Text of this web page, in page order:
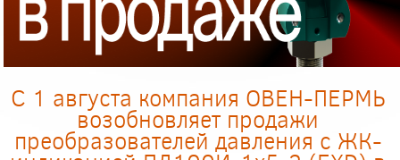
С 1 августа компания ОВЕН-ПЕРМЬ
возобновляет продажи
преобразователей давления с ЖК-